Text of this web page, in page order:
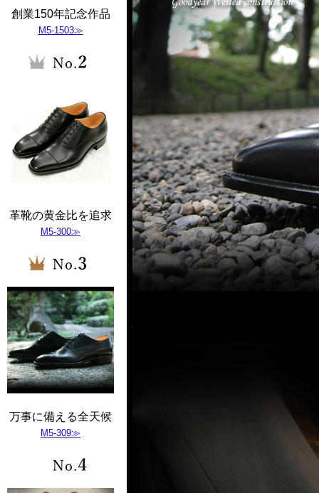
創業150年記念作品
M5-1503≫
革靴の黄金比を追求
M5-300≫
万事に備える全天候
M5-309≫